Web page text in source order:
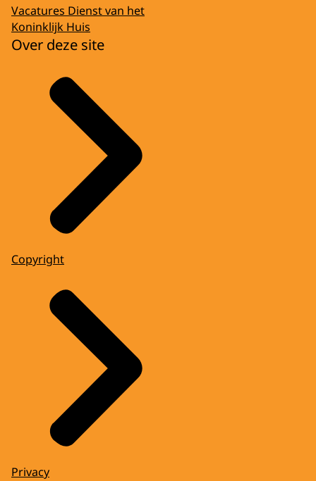
Vacatures Dienst van het
Koninklijk Huis
Over deze site
Copyright
Privacy